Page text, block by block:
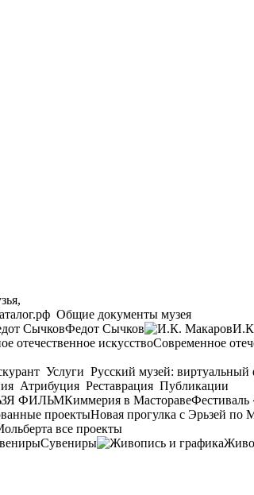
Общие документы музея
Федот Сычков
Современное
Услуги Русский музей: виртуальный
Атрибуция Реставрация Публикации
ФИЛЬМКиммерия в Мастораве
проектыНовая прогулка с Эрьзей по
все проекты
Сувениры